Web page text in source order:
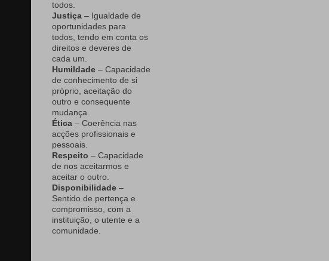
todos.
Justiça – Igualdade de
oportunidades para
todos, tendo em conta os
direitos e deveres de
cada um.
Humildade – Capacidade
de conhecimento de si
próprio, aceitação do
outro e consequente
mudança.
Ética – Coerência nas
acções profissionais e
pessoais.
Respeito – Capacidade
de nos aceitarmos e
aceitar o outro.
Disponibilidade –
Sentido de pertença e
compromisso, com a
instituição, o utente e a
comunidade.